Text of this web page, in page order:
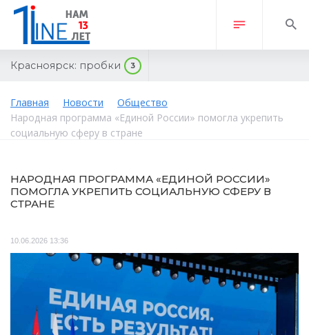
Красноярск: пробки 3
Главная Новости
Общество
Народная программа «Единой России» помогла укрепить
социальную сферу в стране
НАРОДНАЯ ПРОГРАММА «ЕДИНОЙ РОССИИ»
ПОМОГЛА УКРЕПИТЬ СОЦИАЛЬНУЮ СФЕРУ В
СТРАНЕ
10.06.2026 13:36